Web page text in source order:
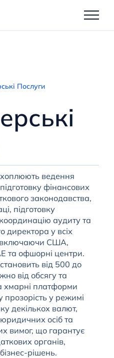
Послуги
ведення
фінансових
законодавства,
підготовку
координацію аудиту та
директора у всіх
включаючи США,
та офшорні центри.
від 500 до
від обсягу та
хмарні платформи
у режимі
декількох валют,
осіб та
вимог, що гарантує
органів,
рішень.